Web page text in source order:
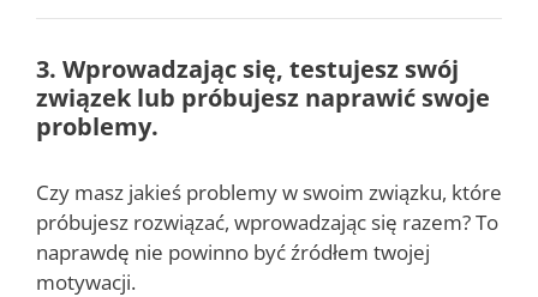
3. Wprowadzając się, testujesz swój
związek lub próbujesz naprawić swoje
problemy.
Czy masz jakieś problemy w swoim związku, które
próbujesz rozwiązać, wprowadzając się razem? To
naprawdę nie powinno być źródłem twojej
motywacji.